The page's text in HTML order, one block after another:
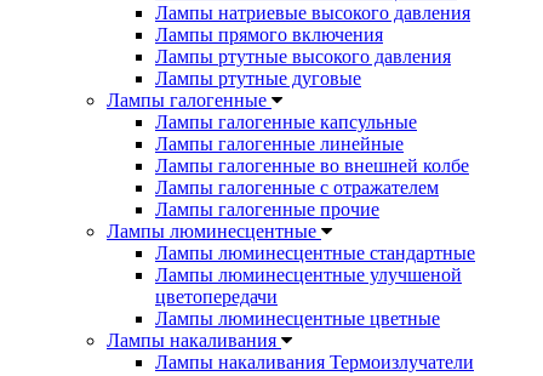
Лампы натриевые высокого давления
Лампы прямого включения
Лампы ртутные высокого давления
Лампы ртутные дуговые
Лампы галогенные
Лампы галогенные капсульные
Лампы галогенные линейные
Лампы галогенные во внешней колбе
Лампы галогенные с отражателем
Лампы галогенные прочие
Лампы люминесцентные
Лампы люминесцентные стандартные
Лампы люминесцентные улучшеной
цветопередачи
Лампы люминесцентные цветные
Лампы накаливания
Лампы накаливания Термоизлучатели